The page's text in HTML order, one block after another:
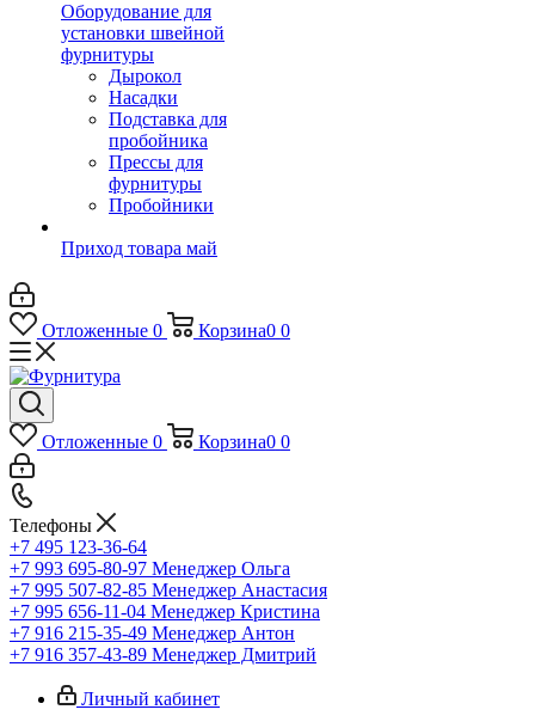
Оборудование для
установки швейной
фурнитуры
Дырокол
Насадки
Подставка для
пробойника
Прессы для
фурнитуры
Пробойники
Приход товара май
Отложенные 0 Корзина0 0
Отложенные 0 Корзина0 0
Телефоны
+7 495 123-36-64
+7 993 695-80-97 Менеджер Ольга
+7 995 507-82-85 Менеджер Анастасия
+7 995 656-11-04 Менеджер Кристина
+7 916 215-35-49 Менеджер Антон
+7 916 357-43-89 Менеджер Дмитрий
Личный кабинет